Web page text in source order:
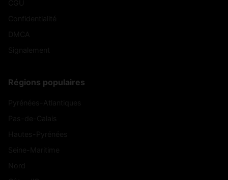
Régions populaires